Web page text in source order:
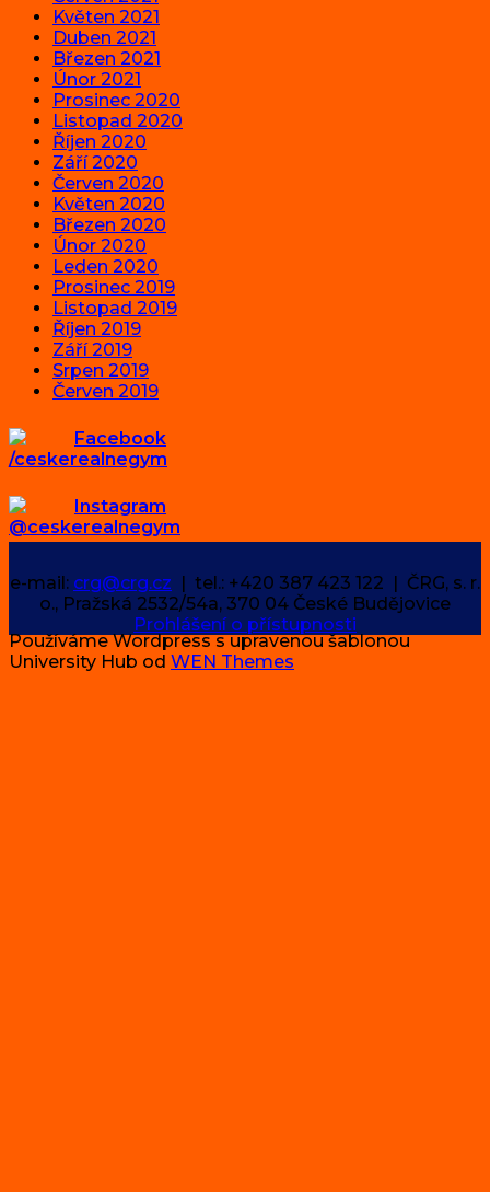
Květen 2021
Duben 2021
Březen 2021
Únor 2021
Prosinec 2020
Listopad 2020
Říjen 2020
Září 2020
Červen 2020
Květen 2020
Březen 2020
Únor 2020
Leden 2020
Prosinec 2019
Listopad 2019
Říjen 2019
Září 2019
Srpen 2019
Červen 2019
Facebook
/ceskerealnegym
Instagram
@ceskerealnegym
e-mail: crg@crg.cz | tel.: +420 387 423 122 | ČRG, s. r.
o., Pražská 2532/54a, 370 04 České Budějovice
Prohlášení o přístupnosti
Používáme Wordpress s upravenou šablonou
University Hub od WEN Themes